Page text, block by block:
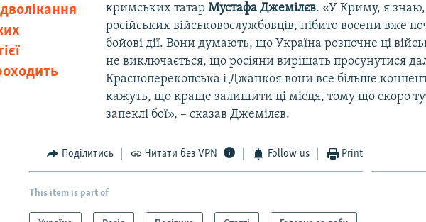
кримських татар Мустафа Джемілєв. «У Криму, я знаю,
російських військовослужбовців, нібито восени вже
бойові дії. Вони думають, що Україна розпочне ці
не виключається, що росіяни вирішать просунутися
Красноперекопська і Джанкоя вони все більше
кажуть, що краще залишити ці місця, тому що скоро
запеклі бої», – сказав Джемілєв.
Поділитись Читати без VPN Follow us Print
This item is part of